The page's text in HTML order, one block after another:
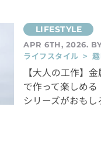
APR 6TH, 2026.
ライフスタイル >
【大人の工作】
で作って楽しめる
シリーズがおも